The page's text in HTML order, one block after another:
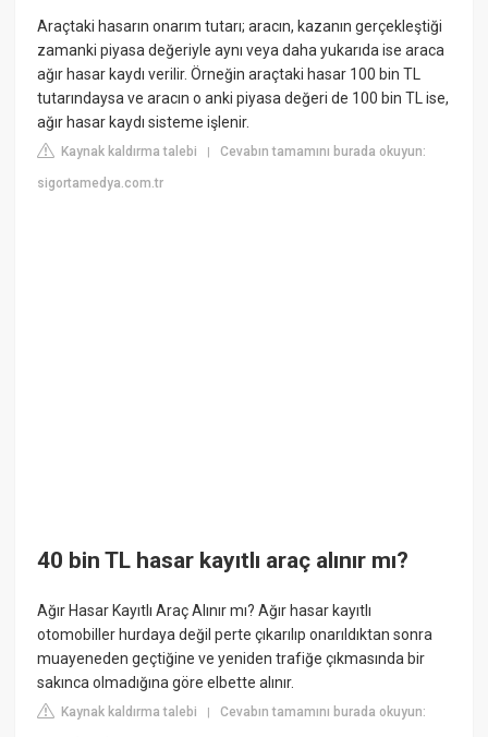
Araçtaki hasarın onarım tutarı; aracın, kazanın gerçekleştiği
zamanki piyasa değeriyle aynı veya daha yukarıda ise araca
ağır hasar kaydı verilir. Örneğin araçtaki hasar 100 bin TL
tutarındaysa ve aracın o anki piyasa değeri de 100 bin TL ise,
ağır hasar kaydı sisteme işlenir.
Kaynak kaldırma talebi |Cevabın tamamını burada okuyun:
sigortamedya.com.tr
40 bin TL hasar kayıtlı araç alınır mı?
Ağır Hasar Kayıtlı Araç Alınır mı? Ağır hasar kayıtlı
otomobiller hurdaya değil perte çıkarılıp onarıldıktan sonra
muayeneden geçtiğine ve yeniden trafiğe çıkmasında bir
sakınca olmadığına göre elbette alınır.
Kaynak kaldırma talebi |Cevabın tamamını burada okuyun: